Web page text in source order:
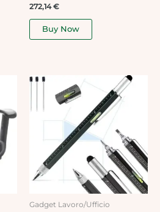
Rated
0
out
272,14€
Buy Now
Gadget Lavoro/Ufficio